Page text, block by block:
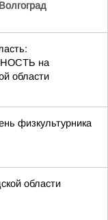
на
области
физкультурника
области